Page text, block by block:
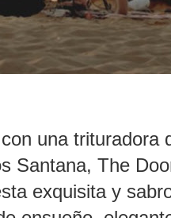
una trituradora
Santana, The
exquisita y